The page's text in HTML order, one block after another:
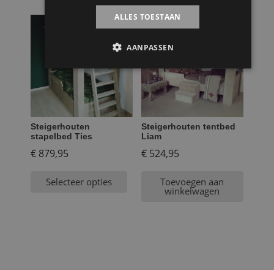
Steigerhouten
stapelbed Ties
€ 879,95
Selecteer opties
Steigerhouten tentbed
Liam
€524,95
Toevoegen aan
winkelwagen
ALLES TOESTAAN
AANPASSEN